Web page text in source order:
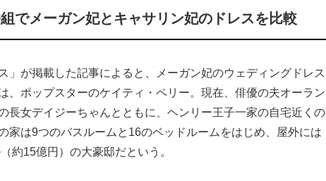
でメーガン妃とキャサリン妃のドレスを比較
が掲載した記事によると、メーガン妃のウェディングドレス
、ポップスターのケイティ・ペリー。現在、俳優の夫オーラン
長女デイジーちゃんとともに、ヘンリー王子一家の自宅近くの
家は9つのバスルームと16のベッドルームをはじめ、屋外には
約15億円）の大豪邸だという。